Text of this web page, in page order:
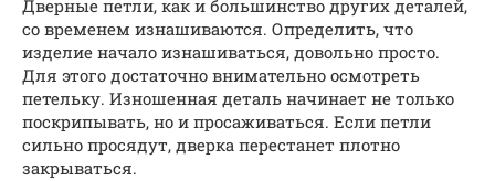
Дверные петли, как и большинство других деталей,
со временем изнашиваются. Определить, что
изделие начало изнашиваться, довольно просто.
Для этого достаточно внимательно осмотреть
петельку. Изношенная деталь начинает не только
поскрипывать, но и просаживаться. Если петли
сильно просядут, дверка перестанет плотно
закрываться.